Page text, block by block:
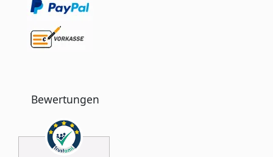
Bewertungen